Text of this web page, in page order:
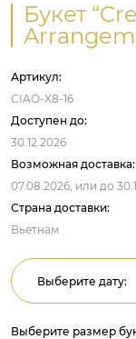
Букет
Артикул:
CIAO-X8-16
Доступен до:
30.12.2026
Возможная доставка:
07.08.2026, или до
Страна доставки:
Вьетнам
Выберите дату:
Выберите размер